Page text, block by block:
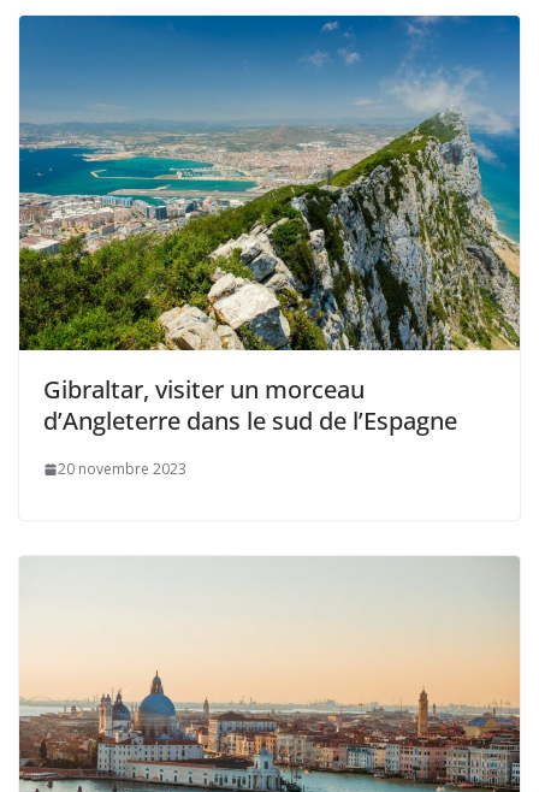
Gibraltar, visiter un morceau
d’Angleterre dans le sud de l’Espagne
20 novembre 2023